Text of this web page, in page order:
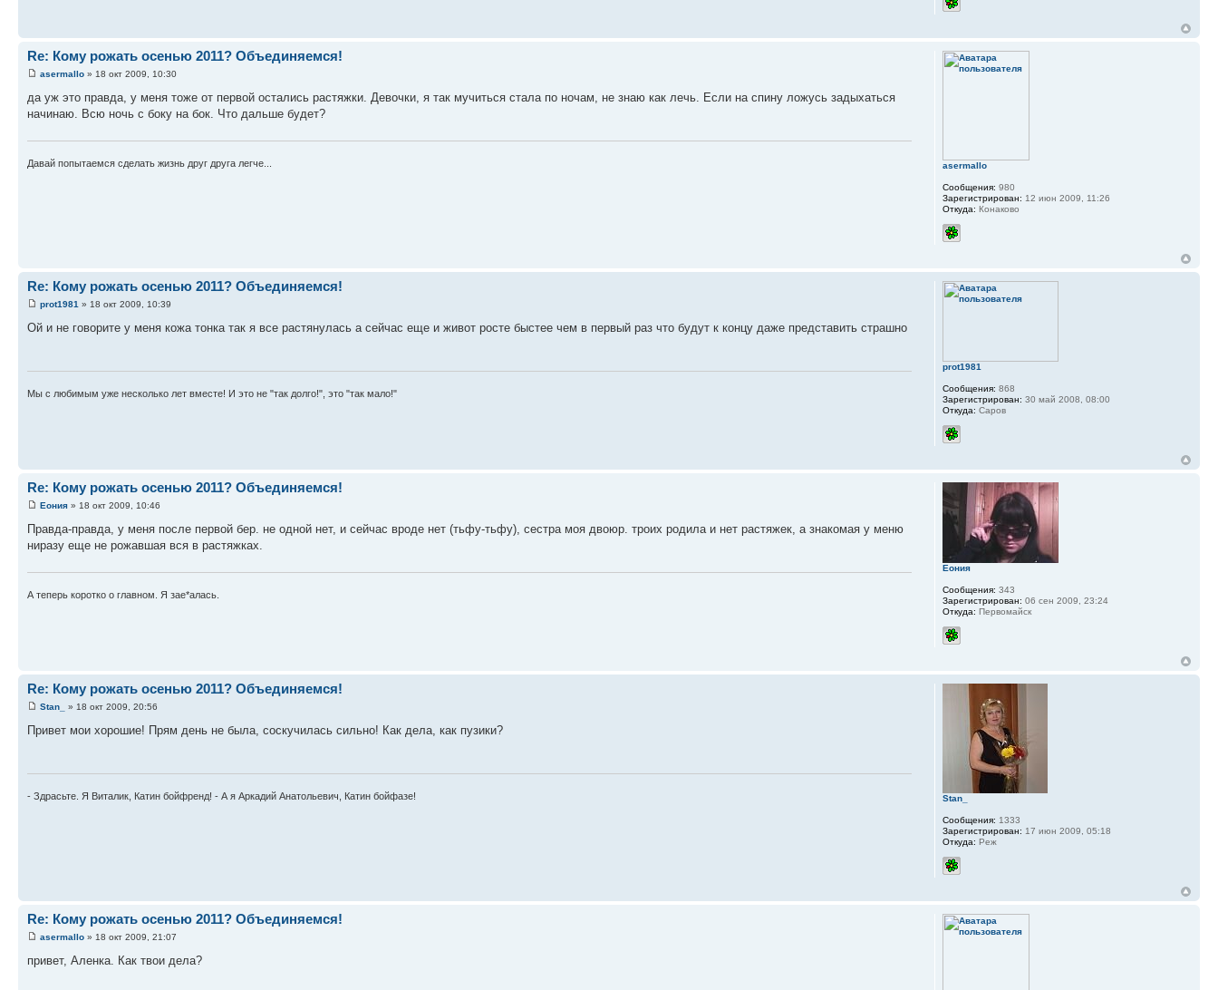
Re: Кому рожать осенью 2011? Объединяемся!
asermallo » 18 окт 2009, 10:30
да уж это правда, у меня тоже от первой остались растяжки. Девочки, я так мучиться стала по ночам, не знаю как лечь. Если на спину ложусь задыхаться
начинаю. Всю ночь с боку на бок. Что дальше будет?
Давай попытаемся сделать жизнь друг друга легче... asermallo
Сообщения: 980
Зарегистрирован: 12 июн 2009, 11:26
Откуда: Конаково
Re: Кому рожать осенью 2011? Объединяемся!
prot1981 » 18 окт 2009, 10:39
Ой и не говорите у меня кожа тонка так я все растянулась а сейчас еще и живот росте быстее чем в первый раз что будут к концу даже представить страшно
Мы с любимым уже несколько лет вместе! И это не "так долго!", это "так мало!"
prot1981
Сообщения: 868
Зарегистрирован: 30 май 2008, 08:00
Откуда: Саров
Re: Кому рожать осенью 2011? Объединяемся!
Еония » 18 окт 2009, 10:46
Правда-правда, у меня после первой бер. не одной нет, и сейчас вроде нет (тьфу-тьфу), сестра моя двоюр. троих родила и нет растяжек, а знакомая у меню
ниразу еще не рожавшая вся в растяжках.
А теперь коротко о главном. Я зае*алась.
Еония
Сообщения: 343
Зарегистрирован: 06 сен 2009, 23:24
Откуда: Первомайск
Re: Кому рожать осенью 2011? Объединяемся!
Stan_ » 18 окт 2009, 20:56
Привет мои хорошие! Прям день не была, соскучилась сильно! Как дела, как пузики?
- Здрасьте. Я Виталик, Катин бойфренд! - А я Аркадий Анатольевич, Катин бойфазе! Stan_
Сообщения: 1333
Зарегистрирован: 17 июн 2009, 05:18
Откуда: Реж
Re: Кому рожать осенью 2011? Объединяемся!
asermallo » 18 окт 2009, 21:07
привет, Аленка. Как твои дела?